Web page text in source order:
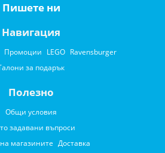
Пишете ни
Навигация
Промоции LEGO Ravensburger
за подарък
Полезно
Общи условия
задавани въпроси
магазините Доставка